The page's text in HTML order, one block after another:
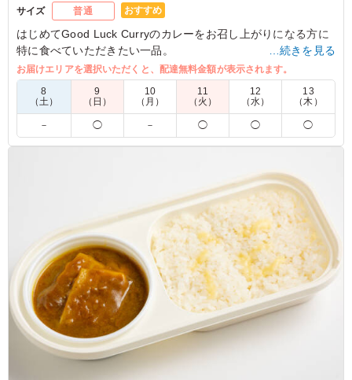
サイズ 普通 おすすめ
はじめてGood Luck Curryのカレーをお召し上がりになる方に
特に食べていただきたい一品。
定番のバターチキンカレーは、厳選されたスパイスを使ってバ
ランスよくクリーミーな仕上がりに。
彩り豊かな副菜も食べ合わせにこだわってチョイスしていま
す。
フレンチビストロの名店のシェフが手掛けるこだわりの一皿
を、五感で味わってください。
※写真のパクチーは有料トッピングとなります。ご希望の方は
プルダウンよりお選びください。
4.0 テレビ朝日
バターチキンカレーはまったりと旨みがありおいしいで
す。お米はパラパラ系で付け合わせのパクチーや漬物など
とも相性が良いです。この値段で内容を考えるとコスパが
良いと感じます
ご利用シーン：ロケ・撮影›スタジオ収録
東京都港区六本木2026/07/31
…続きを見る
お届けエリアを選択いただくと、配達無料金額が表示されます。
8
（土）
9
（日）
10
（月）
11
（火）
12
（水）
13
（木）
－ ◯ － ◯ ◯ ◯